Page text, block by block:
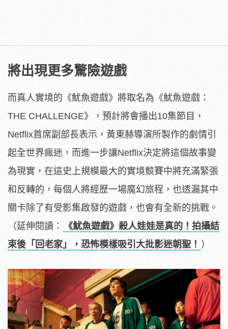
將出現更多驚險遊戲
而真人實境的《魷魚遊戲》將取名為《魷魚遊戲：
THE CHALLENGE》，預計將會播出10集節目，
Netflix首席副部長表示，黃東赫導演所製作的劇情引
起全世界瘋迷，而進一步讓Netflix決定將這個故事變
為現實，在這史上規模最大的實境競賽中將充滿緊張
和反轉的，每個人將經歷一場魔幻旅程，也透漏其中
關卡除了有受影集啟發的遊戲，也會有全新的挑戰。
（延伸閱讀：
《魷魚遊戲》殺人娃娃是真的！拍攝結
束後「回老家」，恐怖模樣吸引大批影迷朝聖！ ）